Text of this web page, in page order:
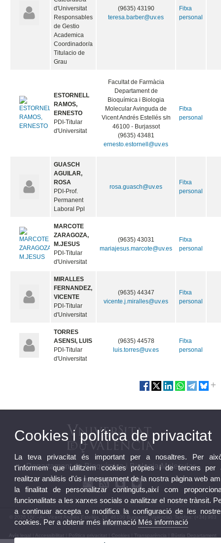
d'Universitat
Responsables
de Gestio
Academica
Coordinador/a
Titulacio de
Grau
(9635) 43190
teresa.barber@uv.es
Fitxa
personal
ESTORNELL
RAMOS,
ERNESTO
PDI-Titular
d'Universitat
Facultat de Farmàcia
Departament de
Bioquímica i Biologia
Molecular Avinguda de
Vicent Andrés Estellés s/n
46100 - Burjassot
(9635) 43481
ernesto.estornell@uv.es
Fitxa
personal
GUASCH
AGUILAR,
ROSA
PDI-Prof.
Permanent
Laboral Ppl
rosa.guasch@uv.es
Fitxa
personal
MARCOTE
ZARAGOZA,
M.JESUS
PDI-Titular
d'Universitat
(9635) 43031
mariajesus.marcote@uv.es
Fitxa
personal
MIRALLES
FERNANDEZ,
VICENTE
PDI-Titular
d'Universitat
(9635) 44347
vicente.j.miralles@uv.es
Fitxa
personal
TORRES
ASENSI, LUIS
PDI-Titular
d'Universitat
(9635) 44578
luis.torres@uv.es
Fitxa
personal
Departament de Bioquímica i Biologia Molecular
© 2026 UV. - Av. Vicent Andrés Estellés, 19. 46100 Burjassot (València). Telèfon: (+34) 963
544 235
Avís legal |Accessibilitat Política privacitat Cookies Transparència Bústia Departament
Cookies i política de privacitat
La teva privacitat és important per a nosaltres. Per
t'informem que utilitzem cookies pròpies i de tercers per
realitzar anàlisis d'ús i mesurament de la nostra pàgina web
la finalitat de personalitzar continguts,així com
funcionalitats a les xarxes socials o analitzar el nostre trànsit.
a continuar accepta o modifica la configuració de les
cookies. Per a obtenir més informació Més informació